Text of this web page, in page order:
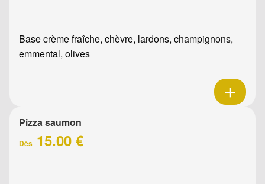
Base crème fraîche, chèvre, lardons, champignons,
emmental, olives
Pizza saumon
Dès 15.00 €